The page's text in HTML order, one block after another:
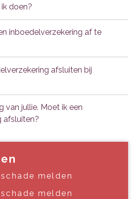
doen?
afsluiten?
melden
melden